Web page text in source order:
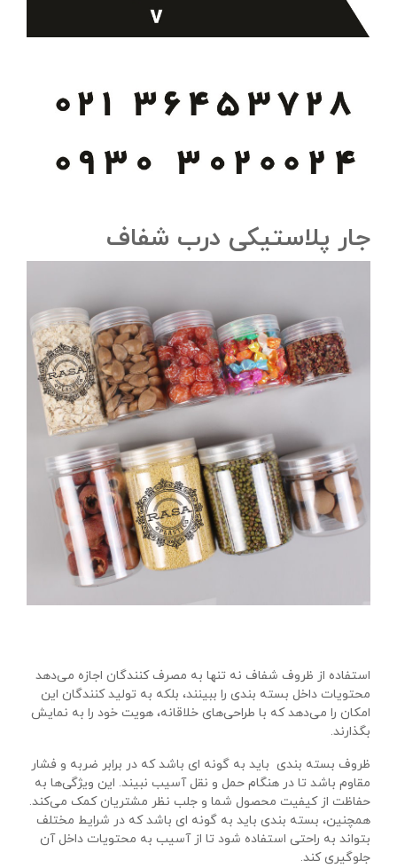
جار پلاستیکی درب شفاف
استفاده از ظروف شفاف نه‌ تنها به مصرف‌ کنندگان اجازه می‌دهد
محتویات داخل بسته‌ بندی را ببینند، بلکه به تولید کنندگان این
امکان را می‌دهد که با طراحی‌های خلاقانه، هویت خود را به نمایش
بگذارند.
ظروف بسته‌ بندی باید به گونه‌ ای باشد که در برابر ضربه و فشار
مقاوم باشد تا در هنگام حمل و نقل آسیب نبیند. این ویژگی‌ها به
حفاظت از کیفیت محصول شما و جلب نظر مشتریان کمک می‌کند.
همچنین، بسته‌ بندی باید به گونه‌ ای باشد که در شرایط مختلف
بتواند به راحتی استفاده شود تا از آسیب به محتویات داخل آن
جلوگیری کند.